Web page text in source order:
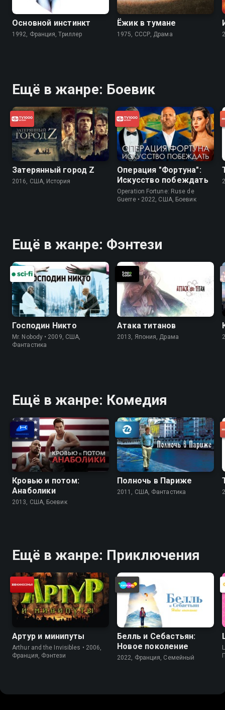
Основной инстинкт
1992, Франция, Триллер
Ёжик в тумане
1975, СССР, Драма
Ещё в жанре: Боевик
Затерянный город Z
2016, США, История
Операция "Фортуна":
Искусство побеждать
Operation Fortune: Ruse de
Guerre • 2022, США, Боевик
Ещё в жанре: Фэнтези
Господин Никто
Mr. Nobody • 2009, США,
Фантастика
Атака титанов
2013, Япония, Драма
Ещё в жанре: Комедия
Кровью и потом:
Анаболики
2013, США, Боевик
Полночь в Париже
2011, США, Фантастика
Ещё в жанре: Приключения
Артур и минипуты
Arthur and the Invisibles • 2006,
Франция, Фэнтези
Белль и Себастьян:
Новое поколение
2022, Франция, Cемейный